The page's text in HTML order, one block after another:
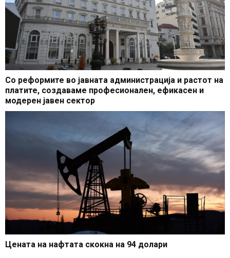
Со реформите во јавната администрација и растот на
платите, создаваме професионален, ефикасен и
модерен јавен сектор
Цената на нафтата скокна на 94 долари